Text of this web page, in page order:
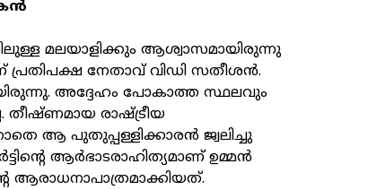
മലയാളിക്കും ആശ്വാസമായിരുന്നു
പ്രതിപക്ഷ നേതാവ് വിഡി സതീശന്‍.
അദ്ദേഹം പോകാത്ത സ്ഥലവും
രാഷ്ട്രീയ
ആ പുതുപ്പള്ളിക്കാരന്‍ ജ്വലിച്ചു
ആര്‍ഭാടരാഹിത്യമാണ് ഉമ്മന്‍
ആരാധനാപാത്രമാക്കിയത്.